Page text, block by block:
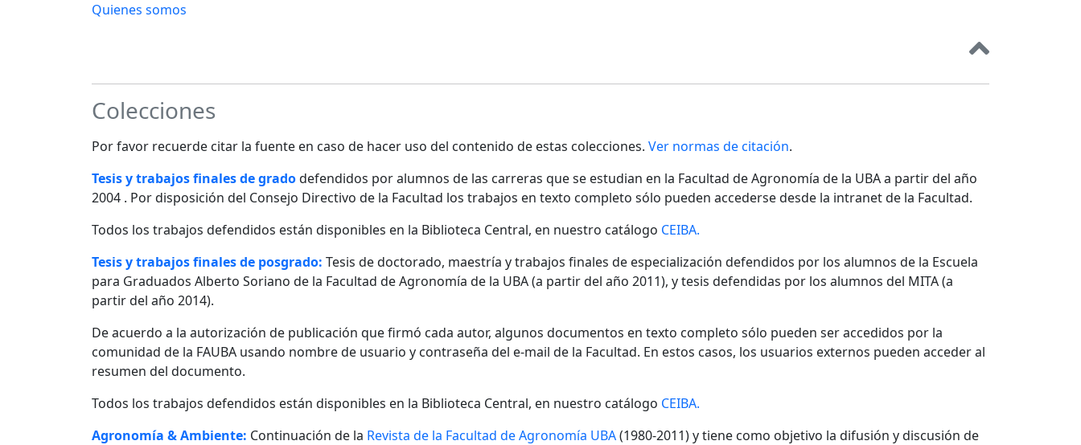
Quienes somos
Colecciones
Por favor recuerde citar la fuente en caso de hacer uso del contenido de estas colecciones. Ver normas de citación.
Tesis y trabajos finales de gradodefendidos por alumnos de las carreras que se estudian en la Facultad de Agronomía de la UBA a partir del año
2004 . Por disposición del Consejo Directivo de la Facultad los trabajos en texto completo sólo pueden accederse desde la intranet de la Facultad.
Todos los trabajos defendidos están disponibles en la Biblioteca Central, en nuestro catálogo CEIBA.
Tesis y trabajos finales de posgrado: Tesis de doctorado, maestría y trabajos finales de especialización defendidos por los alumnos de la Escuela
para Graduados Alberto Soriano de la Facultad de Agronomía de la UBA (a partir del año 2011), y tesis defendidas por los alumnos del MITA (a
partir del año 2014).
De acuerdo a la autorización de publicación que firmó cada autor, algunos documentos en texto completo sólo pueden ser accedidos por la
comunidad de la FAUBA usando nombre de usuario y contraseña del e-mail de la Facultad. En estos casos, los usuarios externos pueden acceder al
resumen del documento.
Todos los trabajos defendidos están disponibles en la Biblioteca Central, en nuestro catálogo CEIBA.
Agronomía & Ambiente: Continuación de la Revista de la Facultad de Agronomía UBA(1980-2011) y tiene como objetivo la difusión y discusión de